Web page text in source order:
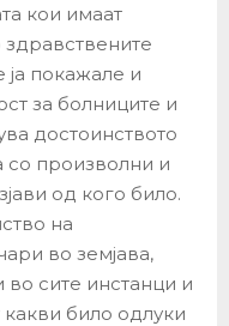
кои имаат
ја покажале и
за болниците и
достоинството
со произволни и
од кого било.
на
во земјава,
сите инстанци и
било одлуки